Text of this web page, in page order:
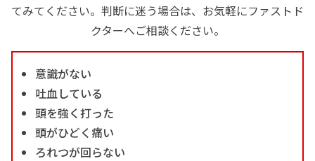
てみてください。判断に迷う場合は、お気軽にファストド
クターへご相談ください。
意識がない
吐血している
頭を強く打った
頭がひどく痛い
ろれつが回らない